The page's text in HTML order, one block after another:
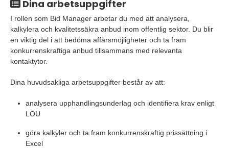
Dina arbetsuppgifter
I rollen som Bid Manager arbetar du med att analysera,
kalkylera och kvalitetssäkra anbud inom offentlig sektor. Du blir
en viktig del i att bedöma affärsmöjligheter och ta fram
konkurrenskraftiga anbud tillsammans med relevanta
kontaktytor.
Dina huvudsakliga arbetsuppgifter består av att:
analysera upphandlingsunderlag och identifiera krav enligt
LOU
göra kalkyler och ta fram konkurrenskraftig prissättning i
Excel